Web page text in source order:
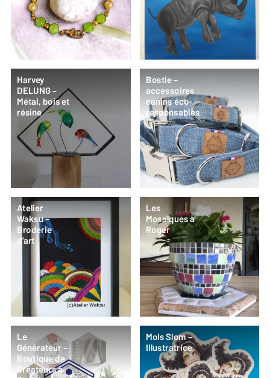
Harvey
DELUNG –
Métal, bois et
résine
Bostie –
accessoires
canins éco-
responsables
Atelier
Waksu –
Broderie
d’art
Les
Mosaïques à
Roger
Le
Générateur –
Boutique de
Créateurs à
Mols Slom –
Illustratrice